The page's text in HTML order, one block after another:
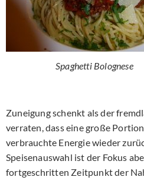
Spaghetti Bolognese
Zuneigung schenkt als der
verraten, dass eine große
verbrauchte Energie wieder
Speisenauswahl ist der Fokus
fortgeschritten Zeitpunkt der